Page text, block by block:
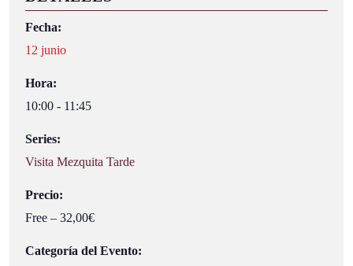
Fecha:
12 junio
Hora:
10:00 - 11:45
Series:
Visita Mezquita Tarde
Precio:
Free – 32,00€
Categoría del Evento: